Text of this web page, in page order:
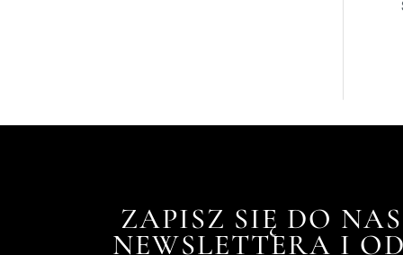
ZAPISZ SIĘ DO
NEWSLETTERA I